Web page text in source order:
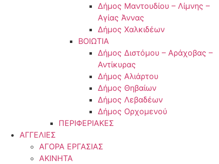
Δήμος Μαντουδίου – Λίμνης –
Αγίας Άννας
Δήμος Χαλκιδέων
ΒΟΙΩΤΙΑ
Δήμος Διστόμου – Αράχοβας –
Αντίκυρας
Δήμος Αλιάρτου
Δήμος Θηβαίων
Δήμος Λεβαδέων
Δήμος Ορχομενού
ΠΕΡΙΦΕΡΙΑΚΕΣ
ΑΓΓΕΛΙΕΣ
ΑΓΟΡΑ ΕΡΓΑΣΙΑΣ
ΑΚΙΝΗΤΑ